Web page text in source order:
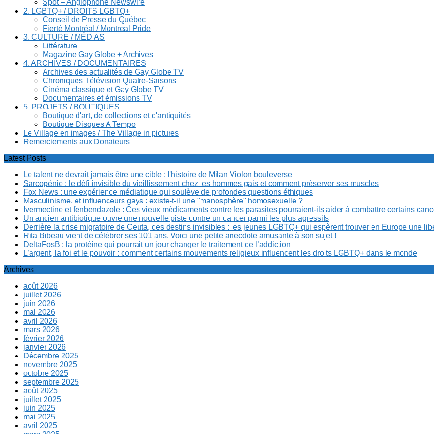
Spot – Anglophone Newswire
2. LGBTQ+ / DROITS LGBTQ+
Conseil de Presse du Québec
Fierté Montréal / Montreal Pride
3. CULTURE / MÉDIAS
Littérature
Magazine Gay Globe + Archives
4. ARCHIVES / DOCUMENTAIRES
Archives des actualités de Gay Globe TV
Chroniques Télévision Quatre-Saisons
Cinéma classique et Gay Globe TV
Documentaires et émissions TV
5. PROJETS / BOUTIQUES
Boutique d'art, de collections et d'antiquités
Boutique Disques A Tempo
Le Village en images / The Village in pictures
Remerciements aux Donateurs
Latest Posts
Le talent ne devrait jamais être une cible : l'histoire de Milan Violon bouleverse
Sarcopénie : le défi invisible du vieillissement chez les hommes gais et comment préserver ses muscles
Fox News : une expérience médiatique qui soulève de profondes questions éthiques
Masculinisme, et influenceurs gays : existe-t-il une "manosphère" homosexuelle ?
Ivermectine et fenbendazole : Ces vieux médicaments contre les parasites pourraient-ils aider à combattre certains
Un ancien antibiotique ouvre une nouvelle piste contre un cancer parmi les plus agressifs
Derrière la crise migratoire de Ceuta, des destins invisibles : les jeunes LGBTQ+ qui espèrent trouver en Europe une
Rita Bibeau vient de célébrer ses 101 ans. Voici une petite anecdote amusante à son sujet !
DeltaFosB : la protéine qui pourrait un jour changer le traitement de l’addiction
L’argent, la foi et le pouvoir : comment certains mouvements religieux influencent les droits LGBTQ+ dans le monde
Archives
août 2026
juillet 2026
juin 2026
mai 2026
avril 2026
mars 2026
février 2026
janvier 2026
Décembre 2025
novembre 2025
octobre 2025
septembre 2025
août 2025
juillet 2025
juin 2025
mai 2025
avril 2025